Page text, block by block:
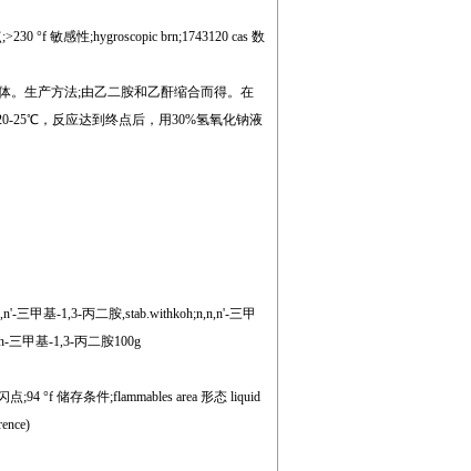
°f 敏感性;hygroscopic brn;1743120 cas 数
。生产方法;由乙二胺和乙酐缩合而得。在
25℃，反应达到终点后，用30%氢氧化钠液
三甲基-1,3-丙二胺,stab.withkoh;n,n,n'-三甲
三甲基-1,3-丙二胺100g
;94 °f 储存条件;flammables area 形态 liquid